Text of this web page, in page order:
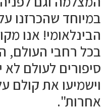
במיוחד שהכרזנו
הבינלאומי! אנו
בכל רחבי העולם,
סיפורים לעולם לא
וישמיעו את קולם
אחרות".